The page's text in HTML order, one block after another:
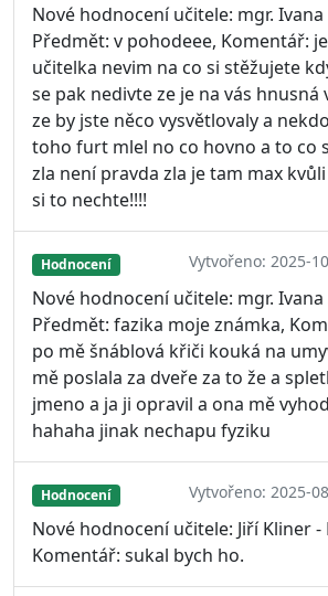
Nové hodnocení učitele: mgr. Ivana
Předmět: v pohodeee, Komentář:
učitelka nevim na co si stěžujete
se pak nedivte ze je na vás hnusná
ze by jste něco vysvětlovaly a
toho furt mlel no co hovno a to co
zla není pravda zla je tam max
si to nechte!!!!
Hodnocení Vytvořeno: 2025-
Nové hodnocení učitele: mgr. Ivana
Předmět: fazika moje známka,
po mě šnáblová křiči kouká na
mě poslala za dveře za to že a
jmeno a ja ji opravil a ona mě
hahaha jinak nechapu fyziku
Hodnocení Vytvořeno: 2025-
Nové hodnocení učitele: Jiří Kliner -
Komentář: sukal bych ho.